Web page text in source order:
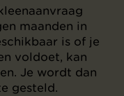
maanden in
is of je
voldoet, kan
Je wordt dan
gesteld.